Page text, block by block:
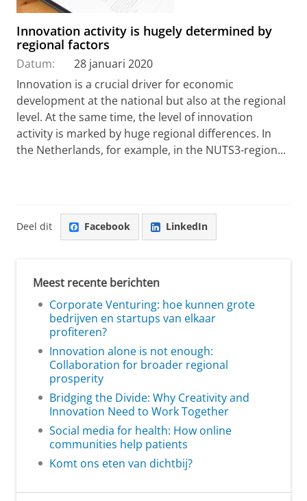
Innovation activity is hugely determined by
regional factors
Datum:
28 januari 2020
Innovation is a crucial driver for economic
development at the national but also at the regional
level. At the same time, the level of innovation
activity is marked by huge regional differences. In
the Netherlands, for example, in the NUTS3-region...
Deel dit Facebook LinkedIn
Meest recente berichten
Corporate Venturing: hoe kunnen grote
bedrijven en startups van elkaar
profiteren?
Innovation alone is not enough:
Collaboration for broader regional
prosperity
Bridging the Divide: Why Creativity and
Innovation Need to Work Together
Social media for health: How online
communities help patients
Komt ons eten van dichtbij?